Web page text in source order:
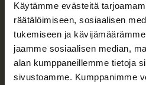
Käytämme evästeitä
räätälöimiseen, sosiaalisen
tukemiseen ja
jaamme sosiaalisen median,
alan kumppaneillemme tietoja
sivustoamme. Kumppanimme
Saana Siekkinen
Olen yhteiskuntapolitiikan
johtoryhmän jäsen.